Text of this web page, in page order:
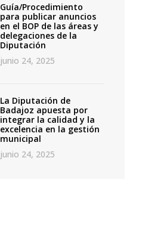
Guía/Procedimiento
para publicar anuncios
en el BOP de las áreas y
delegaciones de la
Diputación
junio 24, 2025
La Diputación de
Badajoz apuesta por
integrar la calidad y la
excelencia en la gestión
municipal
junio 24, 2025